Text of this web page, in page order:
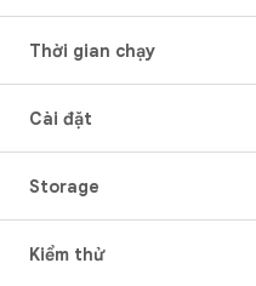
Thời gian chạy
Cài đặt
Storage
Kiểm thử